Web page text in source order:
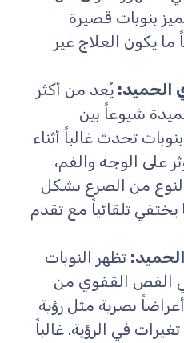
بنوبات قصيرة
ما يكون العلاج غير
الحميد: يُعد من أكثر
شيوعاً بين
تحدث غالباً أثناء
على الوجه والفم،
من الصرع بشكل
يختفي تلقائياً مع تقدم
تظهر النوبات
الفص القفوي من
بصرية مثل رؤية
في الرؤية. غالباً